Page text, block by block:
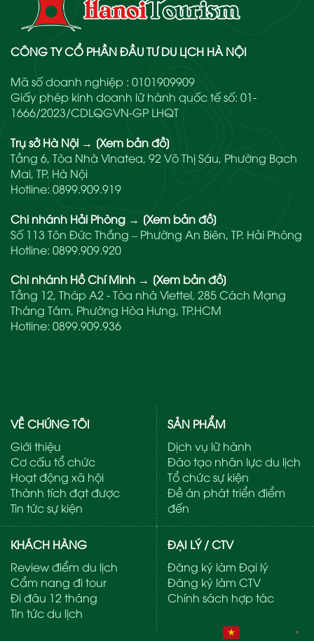
CÔNG TY CỔ PHẦN ĐẦU TƯ DU LỊCH HÀ NỘI
Mã số doanh nghiệp : 0101909909
Giấy phép kinh doanh lữ hành quốc tế số: 01-
1666/2023/CDLQGVN-GP LHQT
Trụ sở Hà Nội → [Xem bản đồ]
Tầng 6, Tòa Nhà Vinatea, 92 Võ Thị Sáu, Phường Bạch
Mai, TP. Hà Nội
Hotline: 0899.909.919
Chi nhánh Hải Phòng → [Xem bản đồ]
Số 113 Tôn Đức Thắng – Phường An Biên, TP. Hải Phòng
Hotline: 0899.909.920
Chi nhánh Hồ Chí Minh → [Xem bản đồ]
Tầng 12, Tháp A2 - Tòa nhà Viettel, 285 Cách Mạng
Tháng Tám, Phường Hòa Hưng, TP.HCM
Hotline: 0899.909.936
VỀ CHÚNG TÔI
Giới thiệu
Cơ cấu tổ chức
Hoạt động xã hội
Thành tích đạt được
Tin tức sự kiện
SẢN PHẨM
Dịch vụ lữ hành
Đào tạo nhân lực du lịch
Tổ chức sự kiện
Đề án phát triển điểm
đến
KHÁCH HÀNG
Review điểm du lịch
Cẩm nang đi tour
Đi đâu 12 tháng
Tin tức du lịch
ĐẠI LÝ / CTV
Đăng ký làm Đại lý
Đăng ký làm CTV
Chính sách hợp tác
▼